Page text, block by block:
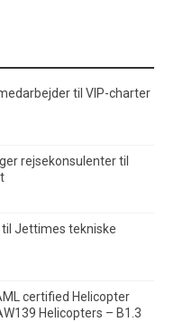
til VIP-charter
rejsekonsulenter til
Jettimes tekniske
certified Helicopter
Helicopters – B1.3